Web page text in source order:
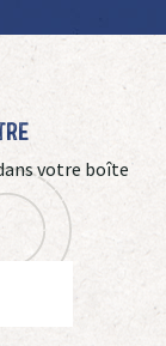
votre boîte